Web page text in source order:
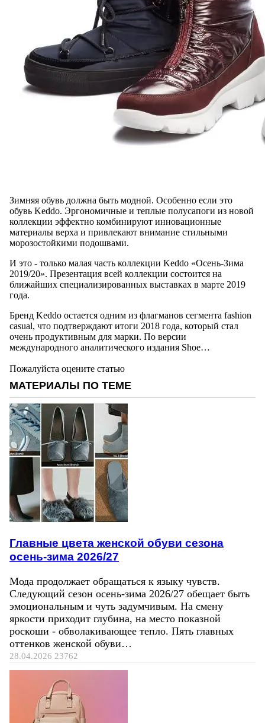
Зимняя обувь должна быть модной. Особенно если это
обувь Keddo. Эргономичные и теплые полусапоги из новой
коллекции эффектно комбинируют инновационные
материалы верха и привлекают внимание стильными
морозостойкими подошвами.
И это - только малая часть коллекции Keddo «Осень-Зима
2019/20». Презентация всей коллекции состоится на
ближайших специализированных выставках в марте 2019
года.
Бренд Keddo остается одним из флагманов сегмента fashion
casual, что подтверждают итоги 2018 года, который стал
очень продуктивным для марки. По версии
международного аналитического издания Shoe…
Пожалуйста оцените статью
МАТЕРИАЛЫ ПО ТЕМЕ
Главные цвета женской обуви сезона
осень-зима 2026/27
Мода продолжает обращаться к языку чувств.
Следующий сезон осень-зима 2026/27 обещает быть
эмоциональным и чуть задумчивым. На смену
яркости приходит глубина, на место показной
роскоши - обволакивающее тепло. Пять главных
оттенков женской обуви…
28.04.2026 23762